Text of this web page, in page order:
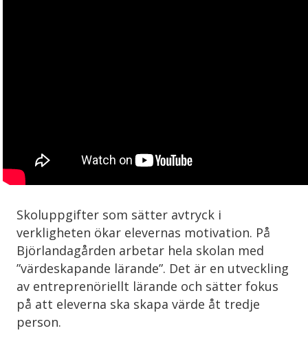
Skoluppgifter som sätter avtryck i
verkligheten ökar elevernas motivation. På
Björlandagården arbetar hela skolan med
”värdeskapande lärande”. Det är en utveckling
av entreprenöriellt lärande och sätter fokus
på att eleverna ska skapa värde åt tredje
person.